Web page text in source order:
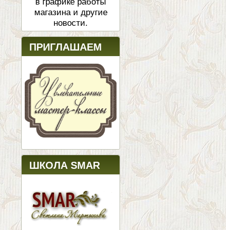
магазина и другие
новости.
ПРИГЛАШАЕМ
ШКОЛА SMAR